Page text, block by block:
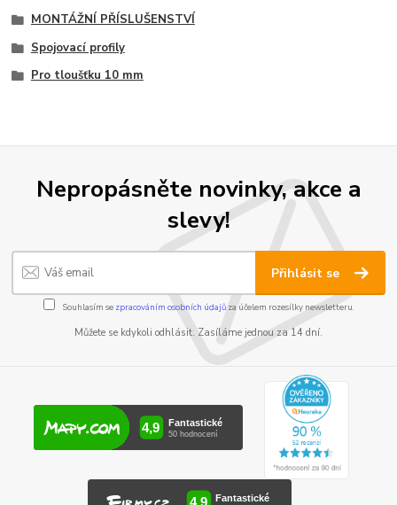
MONTÁŽNÍ PŘÍSLUŠENSTVÍ
Spojovací profily
Pro tloušťku 10 mm
Nepropásněte novinky, akce a
slevy!
Přihlásit se
Souhlasím se zpracováním osobních údajůza účelem rozesílky newsletteru.
Můžete se kdykoli odhlásit. Zasíláme jednou za 14 dní.